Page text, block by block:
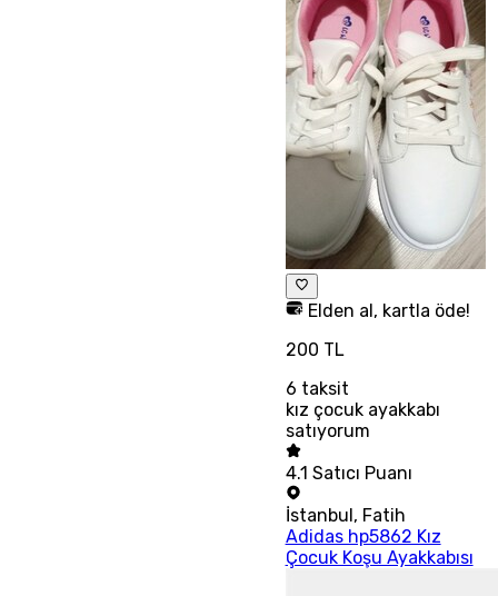
Elden al, kartla öde!
200 TL
6 taksit
kız çocuk ayakkabı
satıyorum
4.1 Satıcı Puanı
İstanbul, Fatih
Adidas hp5862 Kız
Çocuk Koşu Ayakkabısı